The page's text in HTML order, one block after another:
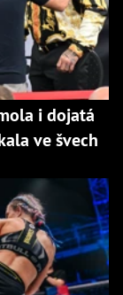
i dojatá
ve švech